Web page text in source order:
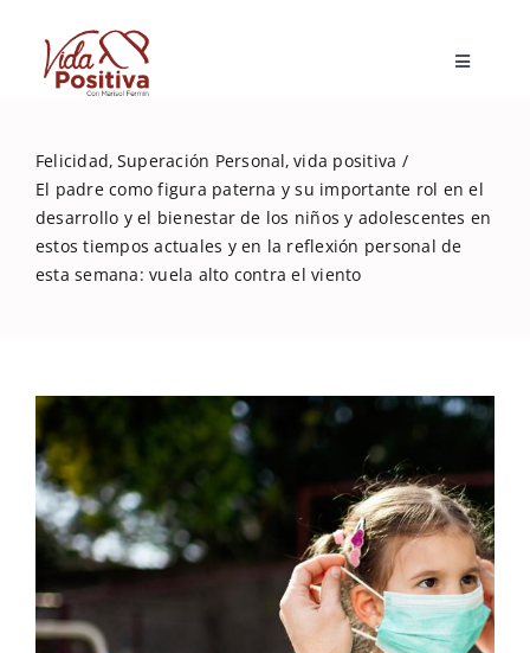
content
Toggle
Blog
Felicidad Superación Personal vida positiva
El padre como figura paterna y su importante rol en el
desarrollo y el bienestar de los niños y adolescentes en
estos tiempos actuales y en la reflexión personal de
esta semana: vuela alto contra el viento